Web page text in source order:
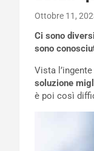
Ottobre 11,
Ci sono
sono
Vista
soluzione
è poi così